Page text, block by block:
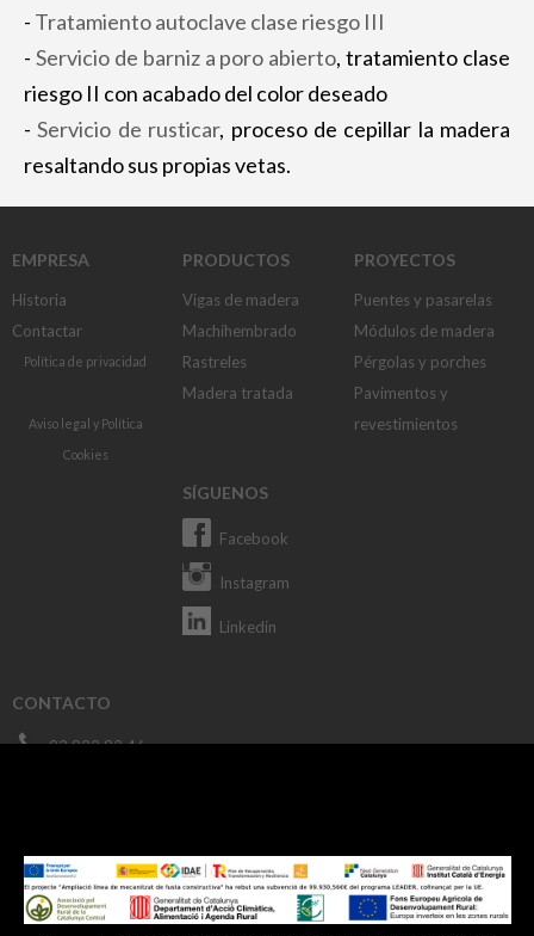
- Tratamiento autoclave clase riesgo III
- Servicio de barniz a poro abierto, tratamiento clase
riesgo II con acabado del color deseado
-Servicio de rusticar, proceso de cepillar la madera
resaltando sus propias vetas.
EMPRESA
Historia
Contactar
Política de privacidad
Aviso legal y Política
Cookies
PRODUCTOS
Vigas de madera
Machihembrado
Rastreles
Madera tratada
PROYECTOS
Puentes y pasarelas
Módulos de madera
Pérgolas y porches
Pavimentos y
revestimientos
SÍGUENOS
Facebook
Instagram
Linkedin
CONTACTO
93 822 82 46